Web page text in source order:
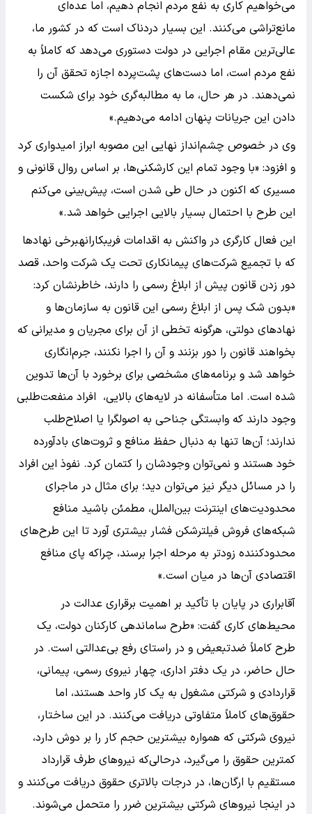
می‌خواهیم کاری به نفع مردم انجام دهیم، اما عده‌ای
مانع‌تراشی می‌کنند. این بسیار دردناک است که در کشور ما،
عالی‌ترین مقام اجرایی در دولت دستوری می‌دهد که کاملاً به
نفع مردم است، اما دست‌های پشت‌پرده اجازه تحقق آن را
نمی‌دهند. در هر حال، ما به مطالبه‌گری خود برای شکست
دادن این جریانات پنهان ادامه می‌دهیم.»
وی در خصوص چشم‌انداز نهایی این مصوبه ابراز امیدواری کرد
و افزود: «با وجود تمام این کارشکنی‌ها، بر اساس روال قانونی و
مسیری که اکنون در حال طی شدن است، پیش‌بینی می‌کنم
این طرح با احتمال بسیار بالایی اجرایی خواهد شد.»
این فعال کارگری در واکنش به اقدامات فریبکارانهبرخی نهادها
که با تجمیع شرکت‌های پیمانکاری تحت یک شرکت واحد، قصد
دور زدن قانون پیش از ابلاغ رسمی را دارند، خاطرنشان کرد:
«بدون شک پس از ابلاغ رسمی این قانون به سازمان‌ها و
نهادهای دولتی، هرگونه تخطی از آن برای مجریان و مدیرانی که
بخواهند قانون را دور بزنند و آن را اجرا نکنند، جرم‌انگاری
خواهد شد و برنامه‌های مشخصی برای برخورد با آن‌ها تدوین
شده است. اما متأسفانه در لایه‌های بالایی، افراد منفعت‌طلبی
وجود دارند که وابستگی جناحی به اصولگرا یا اصلاح‌طلب
ندارند؛ آن‌ها تنها به دنبال حفظ منافع و ثروت‌های بادآورده
خود هستند و نمی‌توان وجودشان را کتمان کرد. نفوذ این افراد
را در مسائل دیگر نیز می‌توان دید؛ برای مثال در ماجرای
محدودیت‌های اینترنت بین‌الملل، مطمئن باشید منافع
شبکه‌های فروش فیلترشکن فشار بیشتری آورد تا این طرح‌های
محدودکننده زودتر به مرحله اجرا برسند، چراکه پای منافع
اقتصادی آن‌ها در میان است.»
آقابراری در پایان با تأکید بر اهمیت برقراری عدالت در
محیط‌های کاری گفت: «طرح ساماندهی کارکنان دولت، یک
طرح کاملاً ضدتبعیض و در راستای رفع بی‌عدالتی است. در
حال حاضر، در یک دفتر اداری، چهار نیروی رسمی، پیمانی،
قراردادی و شرکتی مشغول به یک کار واحد هستند، اما
حقوق‌های کاملاً متفاوتی دریافت می‌کنند. در این ساختار،
نیروی شرکتی که همواره بیشترین حجم کار را بر دوش دارد،
کمترین حقوق را می‌گیرد، درحالی‌که نیروهای طرف قرارداد
مستقیم با ارگان‌ها، در درجات بالاتری حقوق دریافت می‌کنند و
در اینجا نیروهای شرکتی بیشترین ضرر را متحمل می‌شوند.